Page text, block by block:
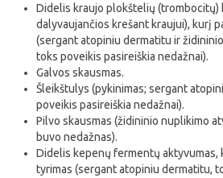
Didelis kraujo plokštelių (trombocitų)
dalyvaujančios krešant kraujui), kurį
(sergant atopiniu dermatitu ir
toks poveikis pasireiškia nedažnai).
Galvos skausmas.
Šleikštulys (pykinimas; sergant
poveikis pasireiškia nedažnai).
Pilvo skausmas (židininio nuplikimo
buvo nedažnas).
Didelis kepenų fermentų aktyvumas,
tyrimas (sergant atopiniu dermatitu,